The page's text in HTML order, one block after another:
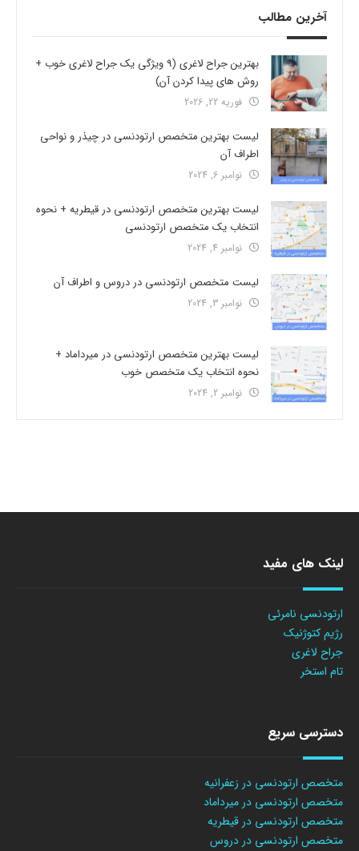
آخرین مطالب
بهترین جراح لاغری (9 ویژگی یک جراح لاغری خوب +
روش های پیدا کردن آن)
فوریه 22, 2026
لیست بهترین متخصص ارتودنسی در چیذر و نواحی
اطراف آن
نوامبر 6, 2024
لیست بهترین متخصص ارتودنسی در قیطریه + نحوه
انتخاب یک متخصص ارتودنسی
نوامبر 4, 2024
لیست متخصص ارتودنسی در دروس و اطراف آن
نوامبر 3, 2024
لیست بهترین متخصص ارتودنسی در میرداماد +
نحوه انتخاب یک متخصص خوب
نوامبر 2, 2024
لینک های مفید
ارتودنسی نامرئی
رژیم کتوژنیک
جراح لاغری
تام استخر
دسترسی سریع
متخصص ارتودنسی در زعفرانیه
متخصص ارتودنسی در میرداماد
متخصص ارتودنسی در قیطریه
متخصص ارتودنسی در دروس